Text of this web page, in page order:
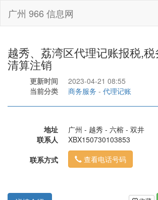
广州 966 信息网
越秀、荔湾区代理记账报税,
清算注销
更新时间
2023-04-21 08:55
当前分类
商务服务 - 代理记账
地址
广州 - 越秀 - 六榕 - 双井
联系人
XBX150730103853
联系方式
查看电话号码